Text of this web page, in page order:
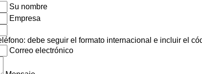
Su nombre
Empresa
debe seguir el formato internacional e incluir el
Correo electrónico